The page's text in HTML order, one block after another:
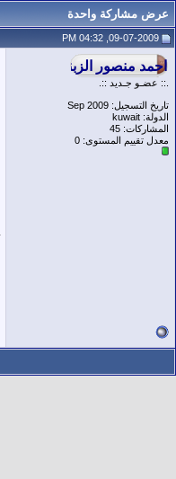
عرض مشاركة واحدة
.:: عضـو جـديد ::.
تاريخ التسجيل: Sep 2009
الدولة: kuwait
المشاركات: 45
معدل تقييم المستوى: 0